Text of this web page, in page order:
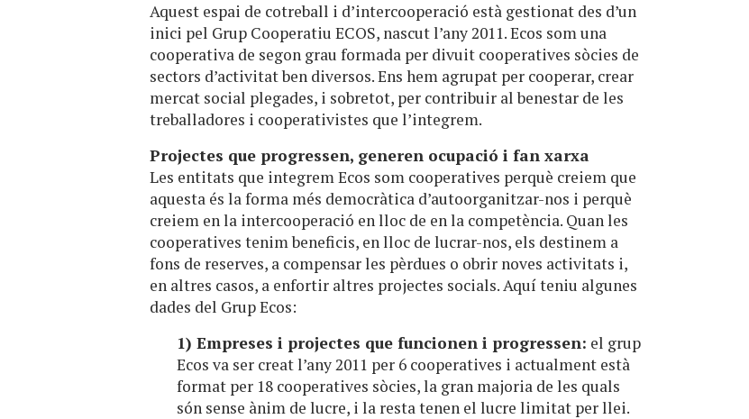
Aquest espai de cotreball i d’intercooperació està gestionat des d’un
inici pel Grup Cooperatiu ECOS, nascut l’any 2011. Ecos som una
cooperativa de segon grau formada per divuit cooperatives sòcies de
sectors d’activitat ben diversos. Ens hem agrupat per cooperar, crear
mercat social plegades, i sobretot, per contribuir al benestar de les
treballadores i cooperativistes que l’integrem.
Projectes que progressen, generen ocupació i fan xarxa
Les entitats que integrem Ecos som cooperatives perquè creiem que
aquesta és la forma més democràtica d’autoorganitzar-nos i perquè
creiem en la intercooperació en lloc de en la competència. Quan les
cooperatives tenim beneficis, en lloc de lucrar-nos, els destinem a
fons de reserves, a compensar les pèrdues o obrir noves activitats i,
en altres casos, a enfortir altres projectes socials. Aquí teniu algunes
dades del Grup Ecos:
1) Empreses i projectes que funcionen i progressen: el grup
Ecos va ser creat l’any 2011 per 6 cooperatives i actualment està
format per 18 cooperatives sòcies, la gran majoria de les quals
són sense ànim de lucre, i la resta tenen el lucre limitat per llei.